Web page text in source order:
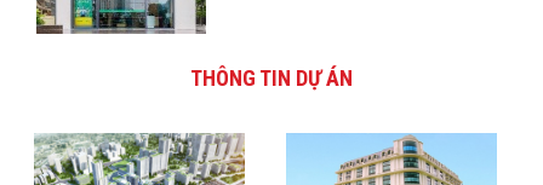
THÔNG TIN DỰ ÁN